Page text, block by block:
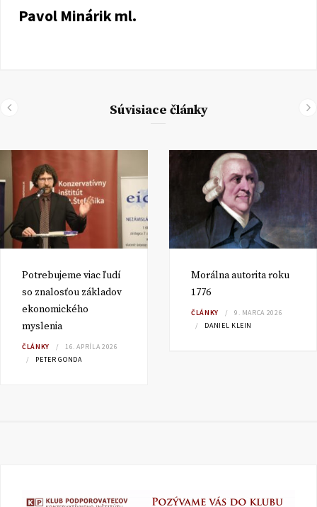
Pavol Minárik ml.
Súvisiace články
Potrebujeme viac ľudí
so znalosťou základov
ekonomického
myslenia
ČLÁNKY
16. APRÍLA 2026
PETER GONDA
Morálna autorita roku
1776
ČLÁNKY
9. MARCA 2026
DANIEL KLEIN